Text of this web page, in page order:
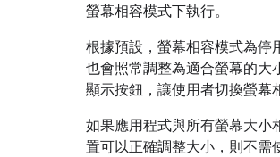
螢幕相容模式下執行。
根據預設，螢幕相容模式為停
也會照常調整為適合螢幕的大
顯示按鈕，讓使用者切換螢幕
如果應用程式與所有螢幕大小
置可以正確調整大小，則不需